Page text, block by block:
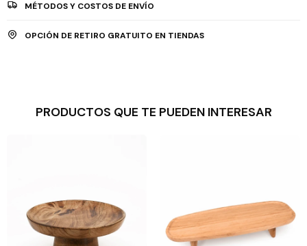
MÉTODOS Y COSTOS DE ENVÍO
OPCIÓN DE RETIRO GRATUITO EN TIENDAS
PRODUCTOS QUE TE PUEDEN INTERESAR